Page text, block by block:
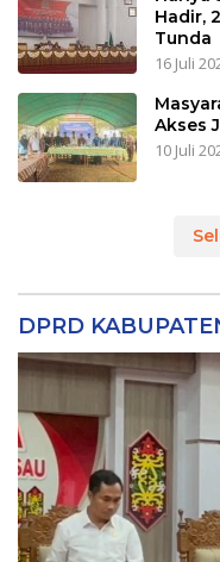
Hadir,
Tunda
16 Juli
Akses
10 Juli
DPRD